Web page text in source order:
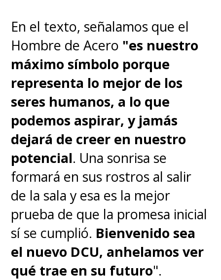
En el texto, señalamos que el
Hombre de Acero "es nuestro
máximo símbolo porque
representa lo mejor de los
seres humanos, a lo que
podemos aspirar, y jamás
dejará de creer en nuestro
potencial. Una sonrisa se
formará en sus rostros al salir
de la sala y esa es la mejor
prueba de que la promesa inicial
sí se cumplió. Bienvenido sea
el nuevo DCU, anhelamos ver
qué trae en su futuro".